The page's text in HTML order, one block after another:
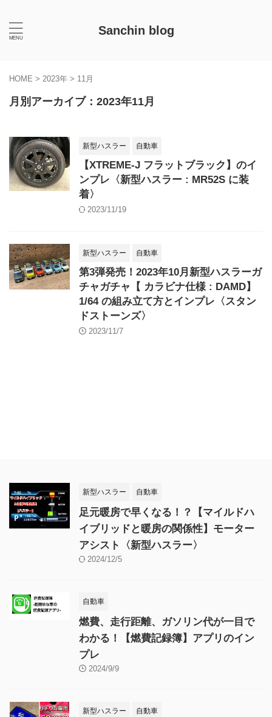
Sanchin blog
HOME > 2023年 > 11月
月別アーカイブ：2023年11月
新型ハスラー 自動車
【XTREME-J フラットブラック】のイ
ンプレ〈新型ハスラー : MR52S に装
着〉
2023/11/19
新型ハスラー 自動車
第3弾発売！2023年10月新型ハスラーガ
チャガチャ【 カラビナ仕様 : DAMD】
1/64 の組み立て方とインプレ〈スタン
ドストーンズ〉
2023/11/7
新型ハスラー 自動車
足元暖房で早くなる！？【マイルドハ
イブリッドと暖房の関係性】モーター
アシスト〈新型ハスラー〉
2024/12/5
自動車
燃費、走行距離、ガソリン代が一目で
わかる！【燃費記録簿】アプリのイン
プレ
2024/9/9
新型ハスラー 自動車